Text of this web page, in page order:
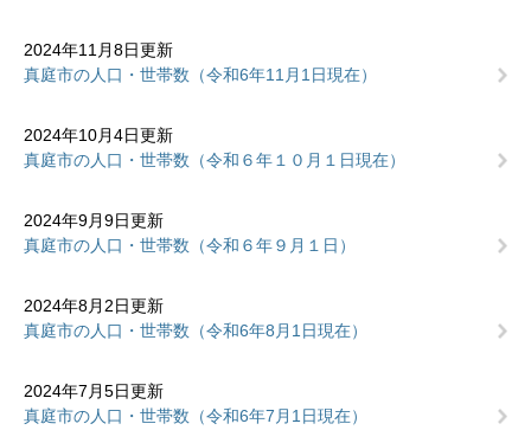
2024年11月8日更新
真庭市の人口・世帯数（令和6年11月1日現在）
2024年10月4日更新
真庭市の人口・世帯数（令和６年１０月１日現在）
2024年9月9日更新
真庭市の人口・世帯数（令和６年９月１日）
2024年8月2日更新
真庭市の人口・世帯数（令和6年8月1日現在）
2024年7月5日更新
真庭市の人口・世帯数（令和6年7月1日現在）